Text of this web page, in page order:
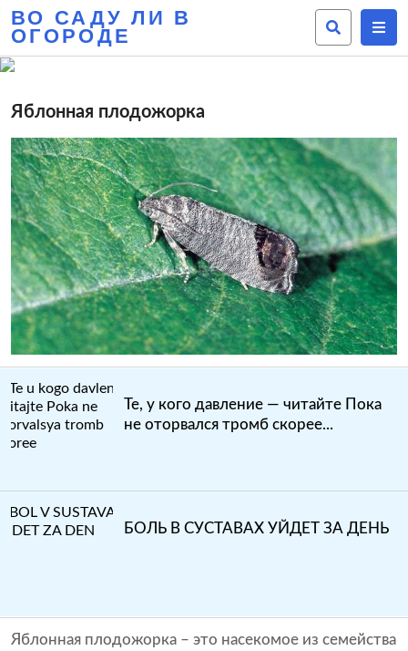
ВО САДУ ЛИ В
ОГОРОДЕ
Яблонная плодожорка
Те, у кого давление — читайте Пока
не оторвался тромб скорее...
БОЛЬ В СУСТАВАХ УЙДЕТ ЗА ДЕНЬ
Яблонная плодожорка – это насекомое из семейства